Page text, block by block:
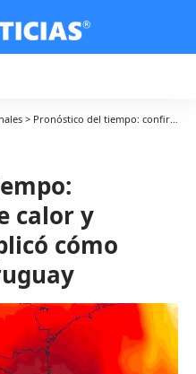
> Pronóstico del tiempo: confirman ola de calor y meteorólogo explicó cómo impactará en Uruguay
calor y
cómo